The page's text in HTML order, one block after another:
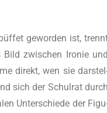
gewor­den ist,
zwi­schen Iro­nie und
direkt, wen sie
sich der Schul­rat durch
Unter­schie­de der